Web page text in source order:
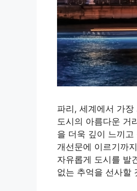
파리, 세계에서 가
도시의 아름다운 거
을 더욱 깊이 느끼
개선문에 이르기까
자유롭게 도시를 발
없는 추억을 선사할